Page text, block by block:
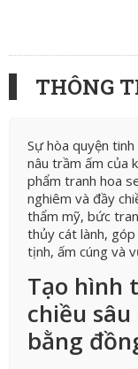
THÔNG
Sự hòa quyện
nâu trầm ấm của
phẩm tranh hoa
nghiêm và đầy
thẩm mỹ, bức
thủy cát lành,
tịnh, ấm cúng và
Tạo hình
chiều
bằng